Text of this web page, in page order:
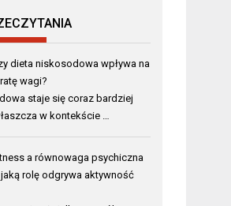
dieta niskosodowa wpływa na
wagi?
staje się coraz bardziej
w kontekście …
a równowaga psychiczna
rolę odgrywa aktywność